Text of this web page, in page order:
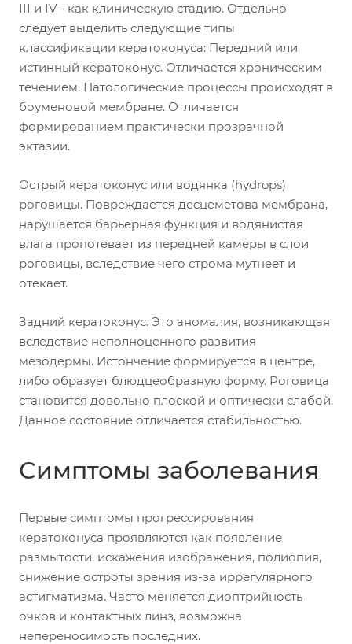
III и IV - как клиническую стадию. Отдельно
следует выделить следующие типы
классификации кератоконуса: Передний или
истинный кератоконус. Отличается хроническим
течением. Патологические процессы происходят в
боуменовой мембране. Отличается
формированием практически прозрачной
эктазии.
Острый кератоконус или водянка (hydrops)
роговицы. Повреждается десцеметова мембрана,
нарушается барьерная функция и водянистая
влага пропотевает из передней камеры в слои
роговицы, вследствие чего строма мутнеет и
отекает.
Задний кератоконус. Это аномалия, возникающая
вследствие неполноценного развития
мезодермы. Истончение формируется в центре,
либо образует блюдцеобразную форму. Роговица
становится довольно плоской и оптически слабой.
Данное состояние отличается стабильностью.
Симптомы заболевания
Первые симптомы прогрессирования
кератоконуса проявляются как появление
размытости, искажения изображения, полиопия,
снижение остроты зрения из-за иррегулярного
астигматизма. Часто меняется диоптрийность
очков и контактных линз, возможна
непереносимость последних.